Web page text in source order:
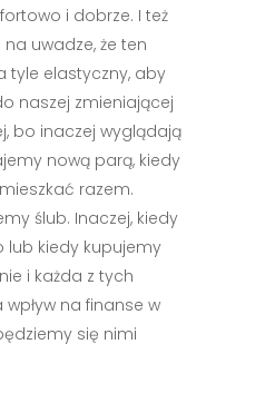
i dobrze. I też
uwadze, że ten
tyle elastyczny, aby
naszej zmieniającej
bo inaczej wyglądają
nową parą, kiedy
razem.
ślub. Inaczej, kiedy
lub kiedy kupujemy
i każda z tych
na finanse w
się nimi